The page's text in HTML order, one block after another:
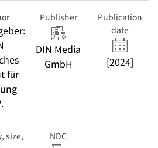
für
Publisher
DIN Media
GmbH
Publication
date
[2024]
size,
NDC